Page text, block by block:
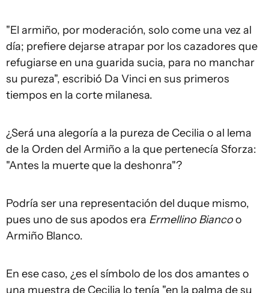
"El armiño, por moderación, solo come una vez al
día; prefiere dejarse atrapar por los cazadores que
refugiarse en una guarida sucia, para no manchar
su pureza", escribió Da Vinci en sus primeros
tiempos en la corte milanesa.
¿Será una alegoría a la pureza de Cecilia o al lema
de la Orden del Armiño a la que pertenecía Sforza:
"Antes la muerte que la deshonra"?
Podría ser una representación del duque mismo,
pues uno de sus apodos era Ermellino Biancoo
Armiño Blanco.
En ese caso, ¿es el símbolo de los dos amantes o
una muestra de Cecilia lo tenía "en la palma de su